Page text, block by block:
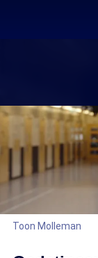
Toon Molleman